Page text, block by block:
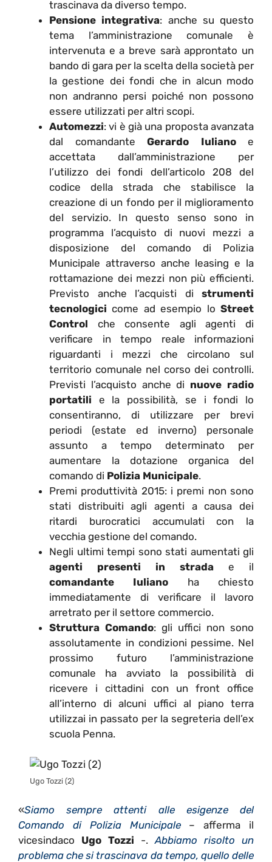
trascinava da diverso tempo.
Pensione integrativa: anche su questo
tema l’amministrazione comunale è
intervenuta e a breve sarà approntato un
bando di gara per la scelta della società per
la gestione dei fondi che in alcun modo
non andranno persi poiché non possono
essere utilizzati per altri scopi.
Automezzi: vi è già una proposta avanzata
dal comandante Gerardo Iulianoe
accettata dall’amministrazione per
l’utilizzo dei fondi dell’articolo 208 del
codice della strada che stabilisce la
creazione di un fondo per il miglioramento
del servizio. In questo senso sono in
programma l’acquisto di nuovi mezzi a
disposizione del comando di Polizia
Municipale attraverso anche leasing e la
rottamazione dei mezzi non più efficienti.
Previsto anche l’acquisti di strumenti
tecnologici come ad esempio lo Street
Control che consente agli agenti di
verificare in tempo reale informazioni
riguardanti i mezzi che circolano sul
territorio comunale nel corso dei controlli.
Previsti l’acquisto anche di nuove radio
portatili e la possibilità, se i fondi lo
consentiranno, di utilizzare per brevi
periodi (estate ed inverno) personale
assunto a tempo determinato per
aumentare la dotazione organica del
comando di Polizia Municipale.
Premi produttività 2015: i premi non sono
stati distribuiti agli agenti a causa dei
ritardi burocratici accumulati con la
vecchia gestione del comando.
Negli ultimi tempi sono stati aumentati gli
agenti presenti in strada e il
comandante Iuliano ha chiesto
immediatamente di verificare il lavoro
arretrato per il settore commercio.
Struttura Comando: gli uffici non sono
assolutamente in condizioni pessime. Nel
prossimo futuro l’amministrazione
comunale ha avviato la possibilità di
ricevere i cittadini con un front office
all’interno di alcuni uffici al piano terra
utilizzai in passato per la segreteria dell’ex
scuola Penna.
Ugo Tozzi (2)
«Siamo sempre attenti alle esigenze del
Comando di Polizia Municipale– afferma il
vicesindaco Ugo Tozzi -.Abbiamo risolto un
problema che si trascinava da tempo, quello delle